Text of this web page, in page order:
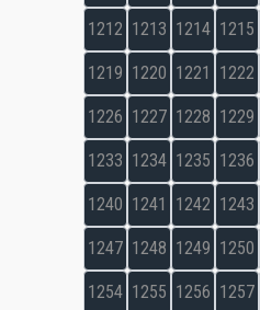
1212 1213 1214 1215
1219 1220 1221 1222
1226 1227 1228 1229
1233 1234 1235 1236
1240 1241 1242 1243
1247 1248 1249 1250
1254 1255 1256 1257